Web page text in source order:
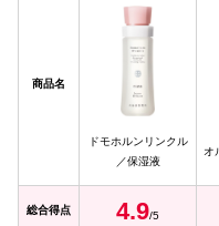
商品名
ドモホルンリンクル
／保湿液
オ
総合得点 4.9/5